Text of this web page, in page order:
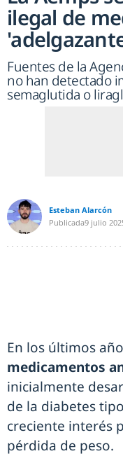
ilegal de
Fuentes de la
no han detectado
semaglutida o
Esteban Alarcón
Publicada9 julio
En los últimos
medicamentos
inicialmente
de la diabetes
creciente interés
pérdida de peso.